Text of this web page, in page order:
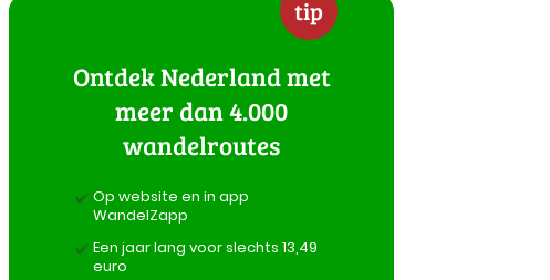
tip
Ontdek Nederland met
meer dan 4.000
wandelroutes
Op website en in app
WandelZapp
Een jaar lang voor slechts 13,49
euro